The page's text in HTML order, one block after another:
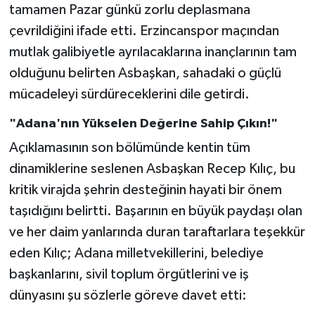
tamamen Pazar günkü zorlu deplasmana
çevrildiğini ifade etti. Erzincanspor maçından
mutlak galibiyetle ayrılacaklarına inançlarının tam
olduğunu belirten Asbaşkan, sahadaki o güçlü
mücadeleyi sürdüreceklerini dile getirdi.
"Adana'nın Yükselen Değerine Sahip Çıkın!"
Açıklamasının son bölümünde kentin tüm
dinamiklerine seslenen Asbaşkan Recep Kılıç, bu
kritik virajda şehrin desteğinin hayati bir önem
taşıdığını belirtti. Başarının en büyük paydaşı olan
ve her daim yanlarında duran taraftarlara teşekkür
eden Kılıç; Adana milletvekillerini, belediye
başkanlarını, sivil toplum örgütlerini ve iş
dünyasını şu sözlerle göreve davet etti: